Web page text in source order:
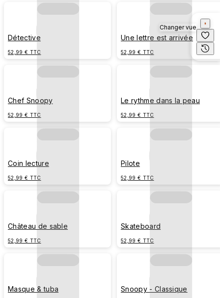
Détective
52,99 € TTC
Une lettre est arrivée
52,99 € TTC
Chef Snoopy
52,99 € TTC
Le rythme dans la peau
52,99 € TTC
Coin lecture
52,99 € TTC
Pilote
52,99 € TTC
Château de sable
52,99 € TTC
Skateboard
52,99 € TTC
Masque & tuba Snoopy - Classique
Changer vue